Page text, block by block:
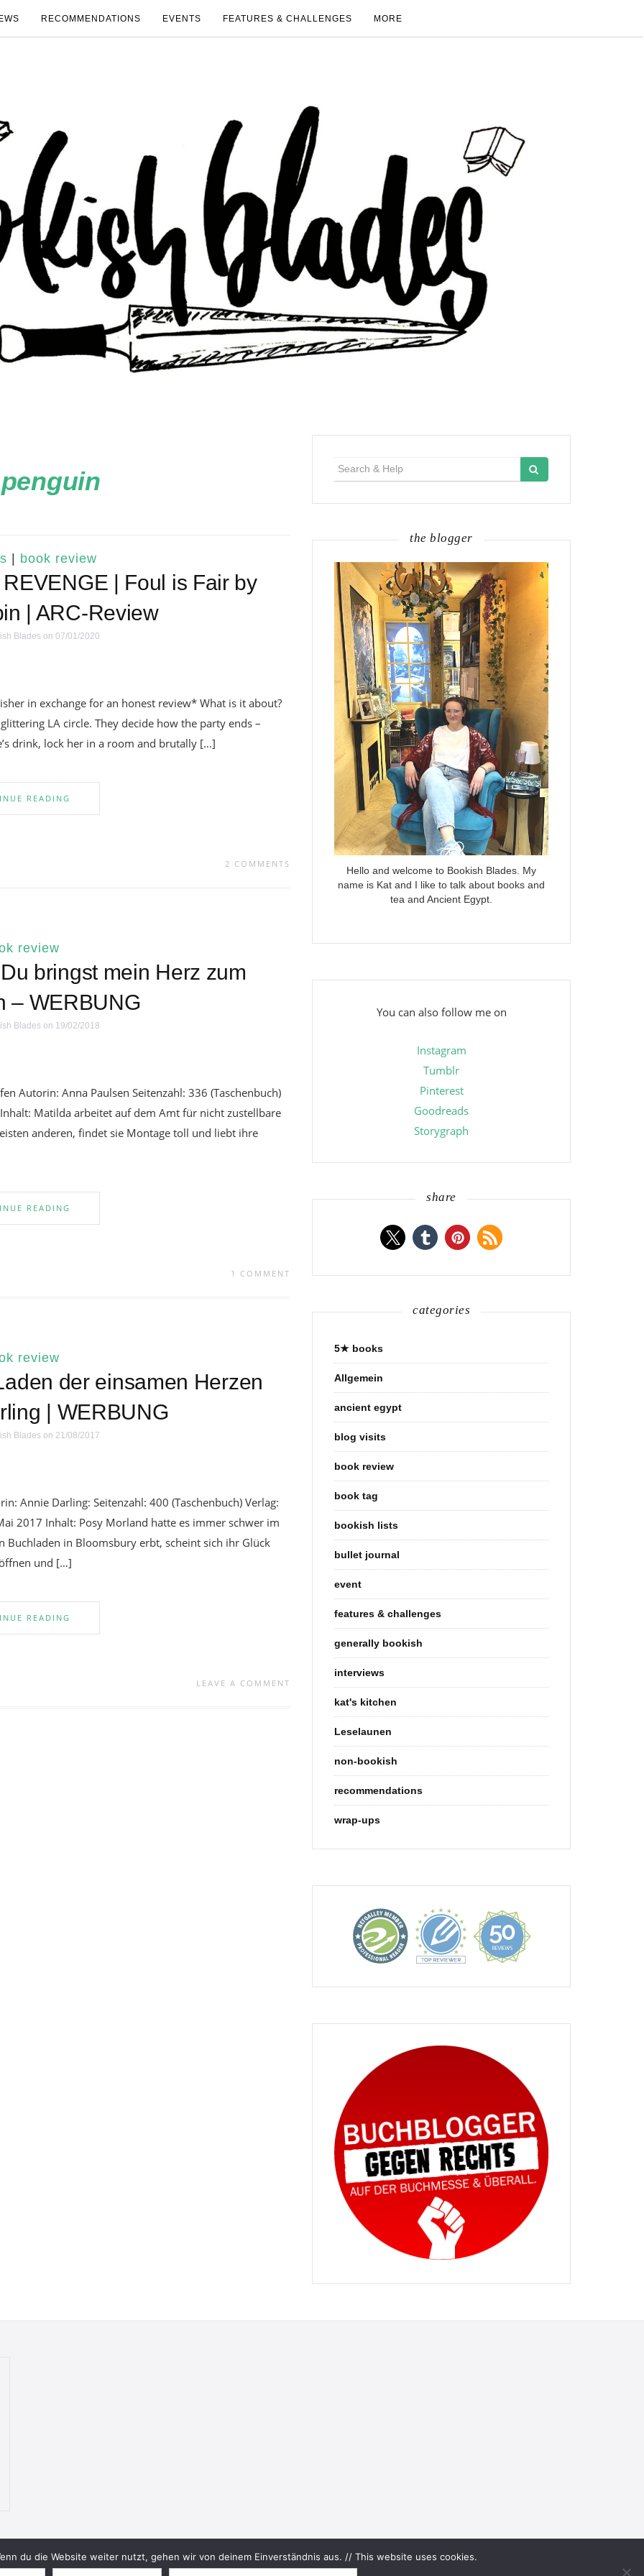
RECOMMENDATIONS EVENTS FEATURES & CHALLENGES MORE
penguin
| book review
| Foul is Fair by
| ARC-Review
Blades on 07/01/2020
in exchange for an honest review* What is it about?
LA circle. They decide how the party ends –
drink, lock her in a room and brutally […]
READING
2 COMMENTS
review
bringst mein Herz zum
– WERBUNG
Blades on 19/02/2018
Autorin: Anna Paulsen Seitenzahl: 336 (Taschenbuch)
Matilda arbeitet auf dem Amt für nicht zustellbare
anderen, findet sie Montage toll und liebt ihre
READING
1 COMMENT
review
der einsamen Herzen
| WERBUNG
Blades on 21/08/2017
Annie Darling: Seitenzahl: 400 (Taschenbuch) Verlag:
2017 Inhalt: Posy Morland hatte es immer schwer im
Buchladen in Bloomsbury erbt, scheint sich ihr Glück
und […]
READING
LEAVE A COMMENT
the blogger
Hello and welcome to Bookish Blades. My
name is Kat and I like to talk about books and
tea and Ancient Egypt.
You can also follow me on
Instagram
Tumblr
Pinterest
Goodreads
Storygraph
share
categories
5★ books
Allgemein
ancient egypt
blog visits
book review
book tag
bookish lists
bullet journal
event
features & challenges
generally bookish
interviews
kat's kitchen
Leselaunen
non-bookish
recommendations
wrap-ups
© 2026 Bookish Blades. All rights reserved.
du die Website weiter nutzt, gehen wir von deinem Einverständnis aus. // This website uses cookies.